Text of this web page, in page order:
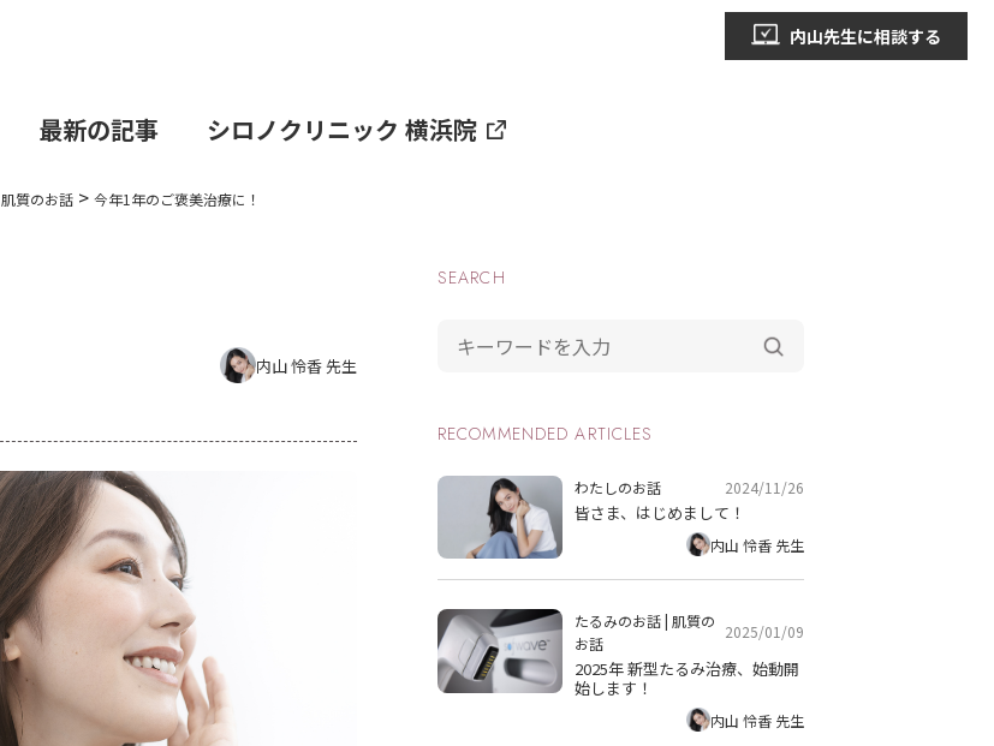
最新の記事 シロノクリニック 横浜院
内山先生に相談する
肌質のお話 > 今年1年のご褒美治療に！
内山 怜香 先生
SEARCH
RECOMMENDED ARTICLES
わたしのお話 2024/11/26
皆さま、はじめまして！
内山 怜香 先生
たるみのお話| 肌質の
お話
2025/01/09
2025年 新型たるみ治療、始動開
始します！
内山 怜香 先生